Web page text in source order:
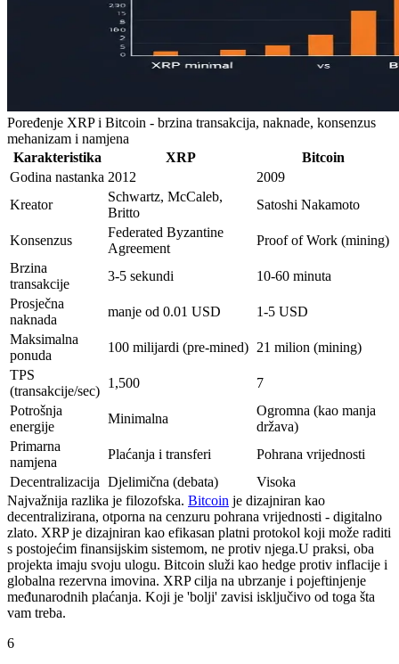
Poređenje XRP i Bitcoin - brzina transakcija, naknade, konsenzus
mehanizam i namjena
Karakteristika
XRP
Bitcoin
Godina nastanka 2012
2009
Kreator
Schwartz, McCaleb,
Britto
Satoshi Nakamoto
Konsenzus
Federated Byzantine
Agreement
Proof of Work (mining)
Brzina
transakcije
3-5 sekundi
10-60 minuta
Prosječna
naknada
manje od 0.01 USD
1-5 USD
Maksimalna
ponuda
100 milijardi (pre-mined) 21 milion (mining)
TPS
(transakcije/sec)
1,500
7
Potrošnja
energije
Minimalna
Ogromna (kao manja
država)
Primarna
namjena
Plaćanja i transferi
Pohrana vrijednosti
Decentralizacija Djelimična (debata)
Visoka
Najvažnija razlika je filozofska. Bitcoin je dizajniran kao
decentralizirana, otporna na cenzuru pohrana vrijednosti - digitalno
zlato. XRP je dizajniran kao efikasan platni protokol koji može raditi
s postojećim finansijskim sistemom, ne protiv njega.U praksi, oba
projekta imaju svoju ulogu. Bitcoin služi kao hedge protiv inflacije i
globalna rezervna imovina. XRP cilja na ubrzanje i pojeftinjenje
međunarodnih plaćanja. Koji je 'bolji' zavisi isključivo od toga šta
vam treba.
6